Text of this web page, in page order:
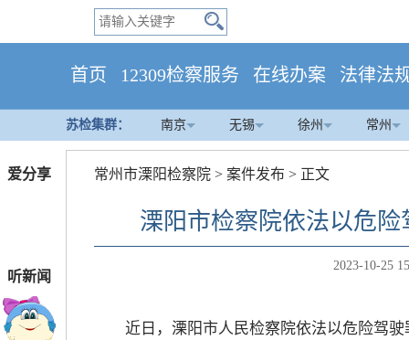
爱分享
听新闻
首页 12309检察服务 在线办案 法律法
苏检集群： 南京 无锡 徐州 常州
常州市溧阳检察院 > 案件发布 > 正文
溧阳市检察院依法以危
2023-10-25
近日，溧阳市人民检察院依法以危险驾驶